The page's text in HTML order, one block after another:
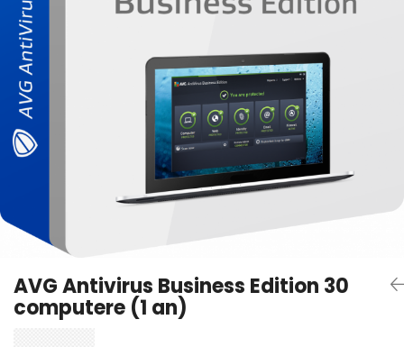
AVAST Driver Updater
AVAST SecureLine VPN
AVAST AntiTrack Premium
AVG Antivirus Business Edition 30
computere (1 an)